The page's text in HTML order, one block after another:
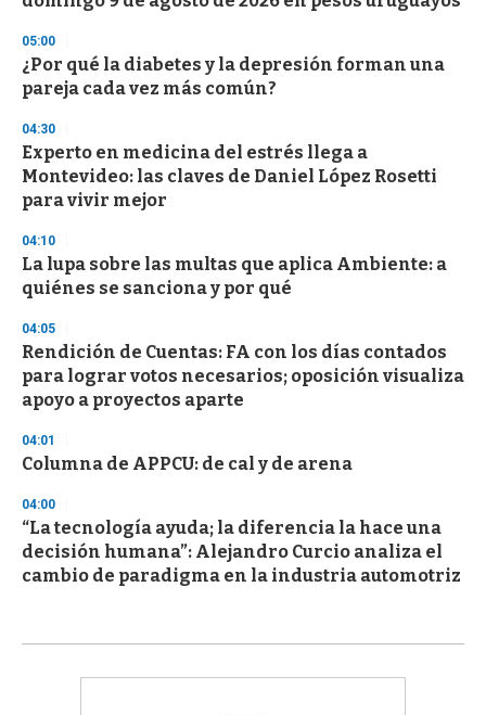
d
05:00
¿Por qué la diabetes y la depresión forman una
pareja cada vez más común?
04:30
Experto en medicina del estrés llega a
Montevideo: las claves de Daniel López Rosetti
para vivir mejor
04:10
La lupa sobre las multas que aplica Ambiente: a
quiénes se sanciona y por qué
04:05
Rendición de Cuentas: FA con los días contados
para lograr votos necesarios; oposición visualiza
apoyo a proyectos aparte
04:01
Columna de APPCU: de cal y de arena
04:00
“La tecnología ayuda; la diferencia la hace una
decisión humana”: Alejandro Curcio analiza el
cambio de paradigma en la industria automotriz